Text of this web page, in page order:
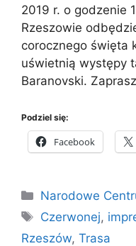
2019 r. o godzenie
Rzeszowie
corocznego święta
uświetnią występy
Baranovski.
Podziel się:
Facebook
Kategorie
Narodowe
Tagi
Czerwonej,
Rzeszów, Trasa